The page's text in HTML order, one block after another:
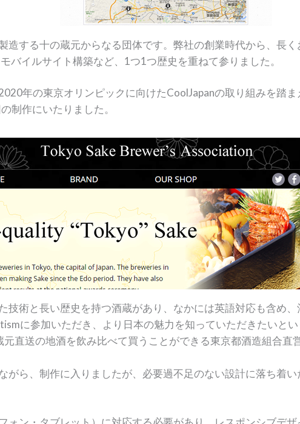
造する十の蔵元からなる団体です。弊社の創業時代から、長
バイルサイト構築など、1つ1つ歴史を重ねて参りました。
年の東京オリンピックに向けたCoolJapanの取り組みを踏
制作にいたりました。
術と長い歴史を持つ酒蔵があり、なかには英語対応も含め、
に参加いただき、より日本の魅力を知っていただきたいとい
直送の地酒を飲み比べて買うことができる東京都酒造組合直
ら、制作に入りましたが、必要過不足のない設計に落ち着い